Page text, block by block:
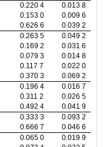
0.220 4
0.013 8
0.153 0
0.009 6
0.626 6
0.039 2
0.263 5
0.049 2
0.169 2
0.031 6
0.079 3
0.014 8
0.117 7
0.022 0
0.370 3
0.069 2
0.196 4
0.016 7
0.311 2
0.026 5
0.492 4
0.041 9
0.333 3
0.093 2
0.666 7
0.046 6
0.065 0
0.019 9